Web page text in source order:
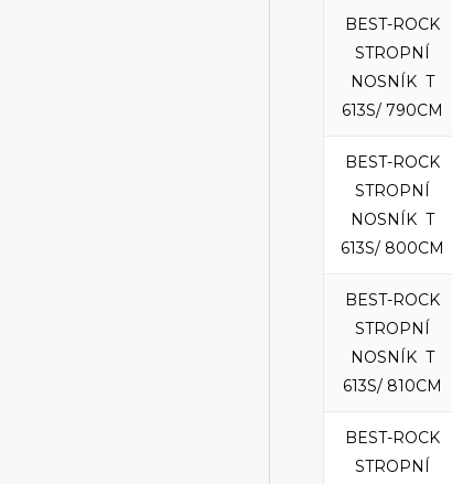
BEST-ROCK
STROPNÍ
NOSNÍK T
613S/ 790CM
BEST-ROCK
STROPNÍ
NOSNÍK T
613S/ 800CM
BEST-ROCK
STROPNÍ
NOSNÍK T
613S/ 810CM
BEST-ROCK
STROPNÍ